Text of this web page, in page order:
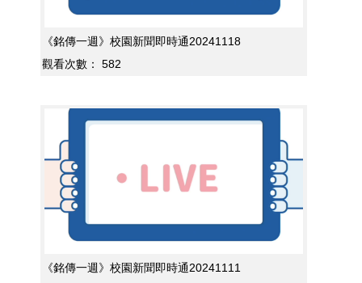
《銘傳一週》校園新聞即時通20241118
觀看次數：
582
《銘傳一週》校園新聞即時通20241111